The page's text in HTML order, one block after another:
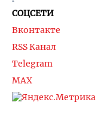
СОЦСЕТИ
Вконтакте
RSS Канал
Telegram
MAX